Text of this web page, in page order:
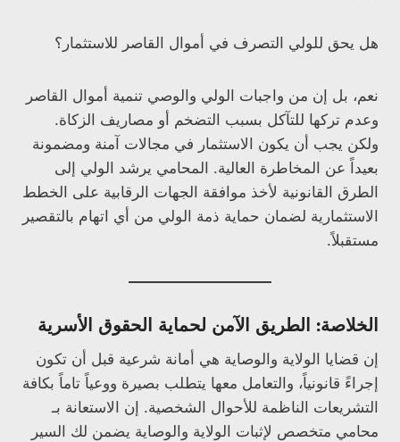
هل يحق للولي التصرف في أموال القاصر للاستثمار؟
نعم، بل إن من واجبات الولي والوصي تنمية أموال القاصر
وعدم تركها للتآكل بسبب التضخم أو مصاريف الزكاة.
ولكن يجب أن يكون الاستثمار في مجالات آمنة ومضمونة
بعيداً عن المخاطرة العالية. المحامي يرشد الولي إلى
الطرق القانونية لأخذ موافقة الجهات الرقابية على الخطط
الاستثمارية لضمان حماية ذمة الولي من أي اتهام بالتقصير
مستقبلاً.
الخلاصة: الطريق الآمن لحماية الحقوق الأسرية
إن قضايا الولاية والوصاية هي أمانة شرعية قبل أن تكون
إجراءً قانونياً، والتعامل معها يتطلب بصيرة ووعياً تاماً بكافة
التشريعات الناظمة للأحوال الشخصية. إن الاستعانة بـ
محامي متخصص لإثبات الولاية والوصاية يضمن لك السير